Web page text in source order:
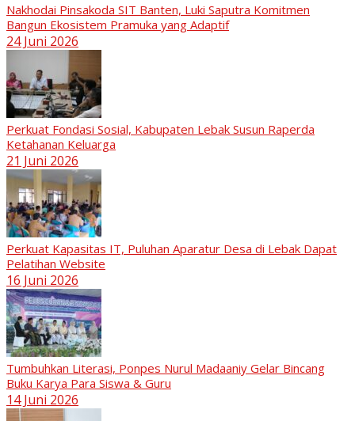
Nakhodai Pinsakoda SIT Banten, Luki Saputra Komitmen
Bangun Ekosistem Pramuka yang Adaptif
24 Juni 2026
Perkuat Fondasi Sosial, Kabupaten Lebak Susun Raperda
Ketahanan Keluarga
21 Juni 2026
Perkuat Kapasitas IT, Puluhan Aparatur Desa di Lebak Dapat
Pelatihan Website
16 Juni 2026
Tumbuhkan Literasi, Ponpes Nurul Madaaniy Gelar Bincang
Buku Karya Para Siswa & Guru
14 Juni 2026